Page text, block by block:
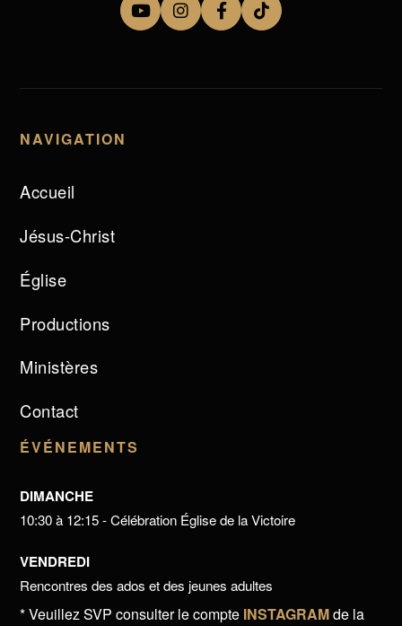
NAVIGATION
Accueil
Jésus-Christ
Église
Productions
Ministères
Contact
ÉVÉNEMENTS
DIMANCHE
10:30 à 12:15 - Célébration Église de la Victoire
VENDREDI
Rencontres des ados et des jeunes adultes
* Veuillez SVP consulter le compte INSTAGRAMde la